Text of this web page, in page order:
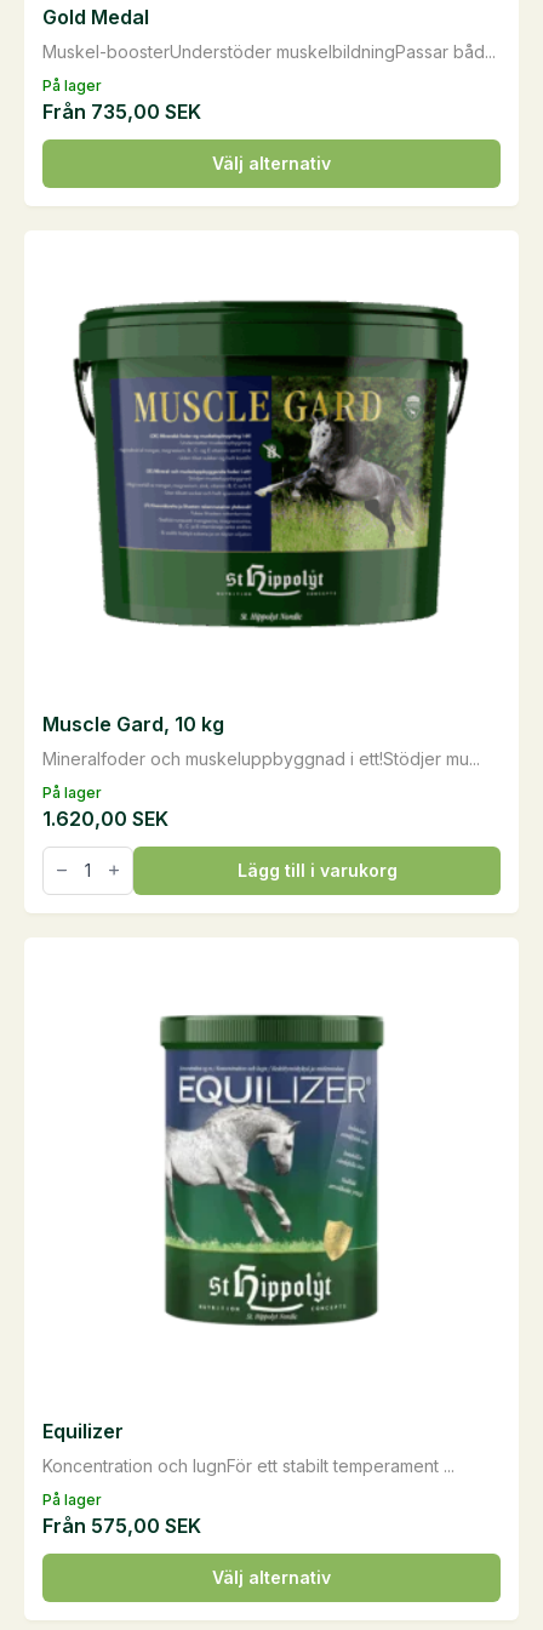
På lager
Muskel-boosterUnderstöder muskelbildningPassar båd...
Gold Medal
Från 735,00 SEK
Välj alternativ
Den
här
produkten
varianter.
olika
alternativen
produktsidan
På lager
Mineralfoder och muskeluppbyggnad i ett!Stödjer mu...
Muscle Gard, 10 kg
1.620,00 SEK
Muscle
Gard,
10
kg
Lägg till i varukorg
På lager
Koncentration och lugnFör ett stabilt temperament ...
Equilizer
Från 575,00 SEK
Välj alternativ
Den
här